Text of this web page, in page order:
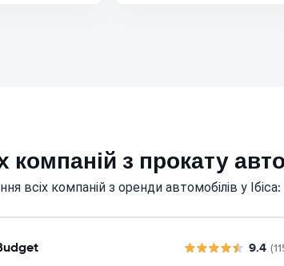
компаній з прокату
всіх компаній з оренди автомобілів у Ібіса:
9.4